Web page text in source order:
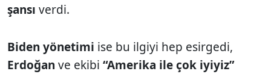
şansı verdi.
Biden yönetimi ise bu ilgiyi hep esirgedi,
Erdoğan ve ekibi “Amerika ile çok iyiyiz”